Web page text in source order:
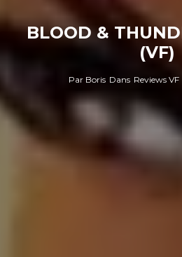
BLOOD &
(VF)
Par Boris Dans Reviews VF